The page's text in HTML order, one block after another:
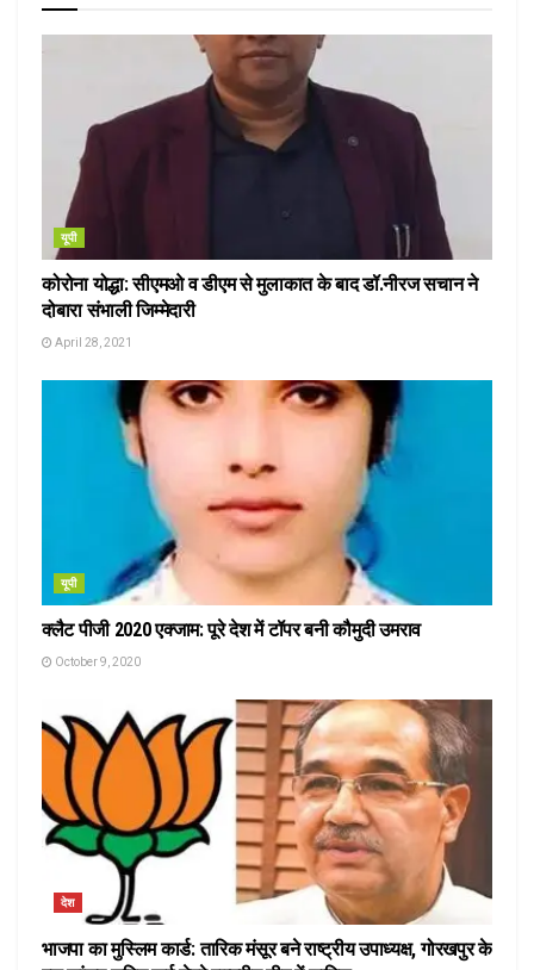
यूपी
कोरोना योद्धा: सीएमओ व डीएम से मुलाकात के बाद डॉ.नीरज सचान ने
दोबारा संभाली जिम्मेदारी
April 28, 2021
यूपी
क्लैट पीजी 2020 एक्जाम: पूरे देश में टॉपर बनी कौमुदी उमराव
October 9, 2020
देश
भाजपा का मुस्लिम कार्ड: तारिक मंसूर बने राष्ट्रीय उपाध्यक्ष, गोरखपुर के